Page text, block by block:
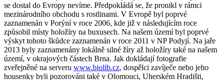
se dostal do Evropy nevíme. Předpokládá se, že pronikl v rámci
mezinárodního obchodu s rostlinami. V Evropě byl poprvé
zaznamenán v Porýní v roce 2006, kde již v následujícím roce
způsobil místy holožíry na buxusech. Na našem území byl poprvé
výskyt tohoto škůdce zaznamenán v roce 2011 v NP Podyjí. Na jaře
2013 byly zaznamenány lokálně silné žíry až holožíry také na našem
území, v okrajových částech Brna. Jak dokládají fotografie
zveřejněné na serveru www.biolib.cz, dospělci zavíječe nebo jeho
housenky byli pozorováni také v Olomouci, Uherském Hradišti,